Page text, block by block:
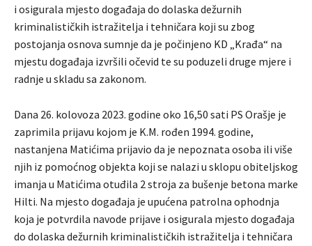
i osigurala mjesto događaja do dolaska dežurnih
kriminalističkih istražitelja i tehničara koji su zbog
postojanja osnova sumnje da je počinjeno KD „Krađa“ na
mjestu događaja izvršili očevid te su poduzeli druge mjere i
radnje u skladu sa zakonom.
Dana 26. kolovoza 2023. godine oko 16,50 sati PS Orašje je
zaprimila prijavu kojom je K.M. rođen 1994. godine,
nastanjena Matićima prijavio da je nepoznata osoba ili više
njih iz pomoćnog objekta koji se nalazi u sklopu obiteljskog
imanja u Matićima otuđila 2 stroja za bušenje betona marke
Hilti. Na mjesto događaja je upućena patrolna ophodnja
koja je potvrdila navode prijave i osigurala mjesto događaja
do dolaska dežurnih kriminalističkih istražitelja i tehničara